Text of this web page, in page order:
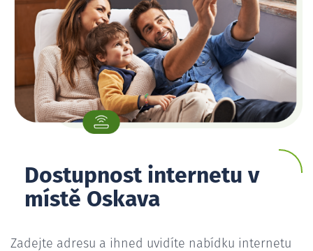
Dostupnost internetu v
místě Oskava
Zadejte adresu a ihned uvidíte nabídku internetu